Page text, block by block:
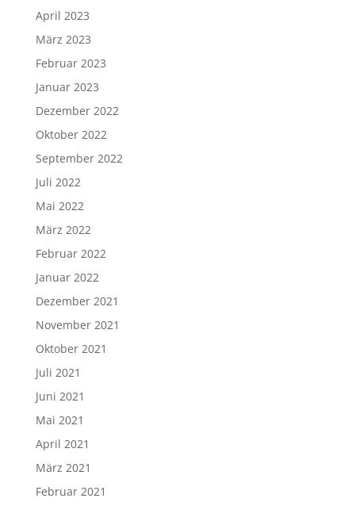
April 2023
März 2023
Februar 2023
Januar 2023
Dezember 2022
Oktober 2022
September 2022
Juli 2022
Mai 2022
März 2022
Februar 2022
Januar 2022
Dezember 2021
November 2021
Oktober 2021
Juli 2021
Juni 2021
Mai 2021
April 2021
März 2021
Februar 2021